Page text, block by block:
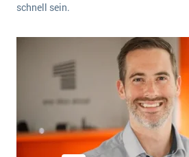
Maschinenbau
Lebensmittelindustrie
Logistik
Produktion
Immobilien
Ein WMS implementieren:
wichtigsten Punkte, die es zu
Service Level Agreements (SLA) und ERP:
schnell sein.